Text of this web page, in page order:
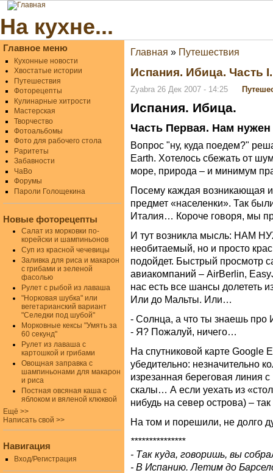
На кухне...
Главная » Путешествия
Испания. Ибица. Часть I.
Zyabra 26 Дек 2007 - 14:25
Испания. Ибица.
Часть Первая. Нам нужен
Вопрос "ну, куда поедем?"
Earth. Хотелось сбежать от
море, природа – и минимум
Посему каждая возникающая
предмет «населенки». Так
Италия… Короче говоря, мы
И тут возникла мысль: НАМ
необитаемый, но и просто
подойдет. Быстрый просмотр
авиакомпаний – AirBerlin,
нас есть все шансы долететь
Или до Мальты. Или…
- Солнца, а что ты знаешь про
- Я? Пожалуй, ничего…
На спутниковой карте Google
убедительно: незначительно
изрезанная береговая линия
скалы… А если уехать из
нибудь на север острова) –
На том и порешили, не долго
***************
- Так куда, говоришь, вы
- В Испанию. Летим до
Главное меню
Кухонные новости
Хвостатые истории
Путешествия
Фоторецепты
Кулинарные хитрости
Мастерская
Творчество
Фотоальбомы
Фото для рабочего стола
Раритеты
Забавности
ЧаВо
Форумы
Пароли Голощекина
Новые фоторецепты
Салат из морковки по-
корейски и шампиньонов
Суп из красной чечевицы
Заливка для риса и макарон
с грибами и зеленой
фасолью
Рулет с рыбой из лаваша
"Норковая шубка" или
вегетарианский вариант
"Селедки под шубой"
Морковные кексы "Умять за
60 секунд"
Рулет из лаваша с
картошкой и грибами
Овощная заправка с
шампиньонами для макарон
и риса
Постная овсяная каша с
яблоком и вяленой клюквой
Ещё >>
Написать свой >>
Навигация
Вход/Регистрация